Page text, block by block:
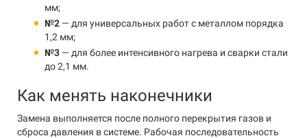
мм;
№2 — для универсальных работ с металлом порядка
1,2 мм;
№3 — для более интенсивного нагрева и сварки стали
до 2,1 мм.
Как менять наконечники
Замена выполняется после полного перекрытия газов и
сброса давления в системе. Рабочая последовательность